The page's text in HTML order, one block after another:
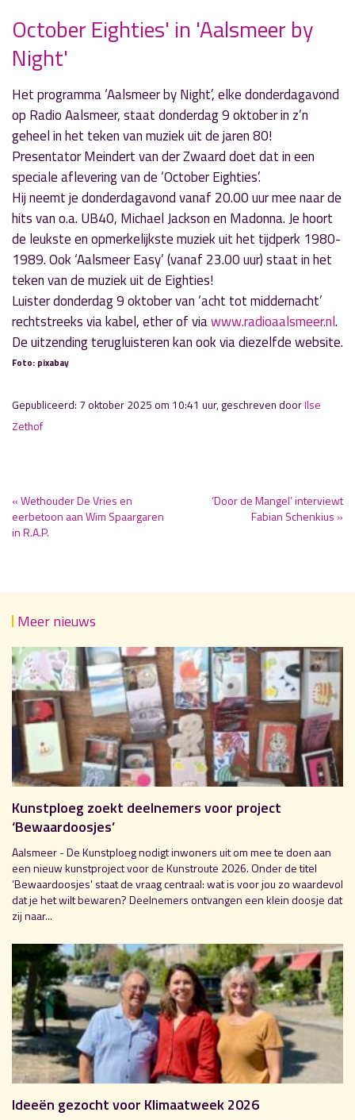
« Vorig nieuwsbericht
Wethouder De Vries en eerbetoon aan Wim
Spaargaren in R.A.P.
4 oktober 2025
» Volgend nieuwsbericht
‘Door de Mangel’ interviewt Fabian Schenkius
7 oktober 2025
October Eighties' in 'Aalsmeer by
Night'
Het programma ‘Aalsmeer by Night’, elke donderdagavond
op Radio Aalsmeer, staat donderdag 9 oktober in z’n
geheel in het teken van muziek uit de jaren 80!
Presentator Meindert van der Zwaard doet dat in een
speciale aflevering van de ‘October Eighties’.
Hij neemt je donderdagavond vanaf 20.00 uur mee naar de
hits van o.a. UB40, Michael Jackson en Madonna. Je hoort
de leukste en opmerkelijkste muziek uit het tijdperk 1980-
1989. Ook ‘Aalsmeer Easy’ (vanaf 23.00 uur) staat in het
teken van de muziek uit de Eighties!
Luister donderdag 9 oktober van ‘acht tot middernacht’
rechtstreeks via kabel, ether of viawww.radioaalsmeer.nl.
De uitzending terugluisteren kan ook via diezelfde website.
Foto: pixabay
Gepubliceerd: 7 oktober 2025 om 10:41 uur, geschreven doorIlse
Zethof
« Wethouder De Vries en
eerbetoon aan Wim Spaargaren
in R.A.P.
‘Door de Mangel’ interviewt
Fabian Schenkius »
Meer nieuws
Kunstploeg zoekt deelnemers voor project
‘Bewaardoosjes’
Aalsmeer - De Kunstploeg nodigt inwoners uit om mee te doen aan
een nieuw kunstproject voor de Kunstroute 2026. Onder de titel
‘Bewaardoosjes' staat de vraag centraal: wat is voor jou zo waardevol
dat je het wilt bewaren? Deelnemers ontvangen een klein doosje dat
zij naar...
Ideeën gezocht voor Klimaatweek 2026